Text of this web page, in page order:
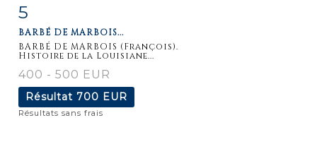
détaillée
5
BARBÉ DE MARBOIS...
BARBÉ DE MARBOIS (François).
Histoire de la Louisiane...
400 - 500 EUR
Résultat 700 EUR
Résultats sans frais